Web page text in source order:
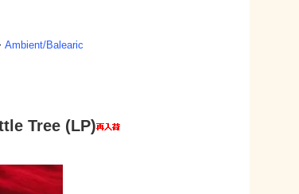
Ambient/Balearic
Tree (LP)